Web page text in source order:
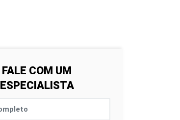
FALE COM UM
ESPECIALISTA